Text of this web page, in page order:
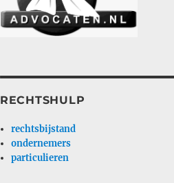
RECHTSHULP
rechtsbijstand
ondernemers
particulieren